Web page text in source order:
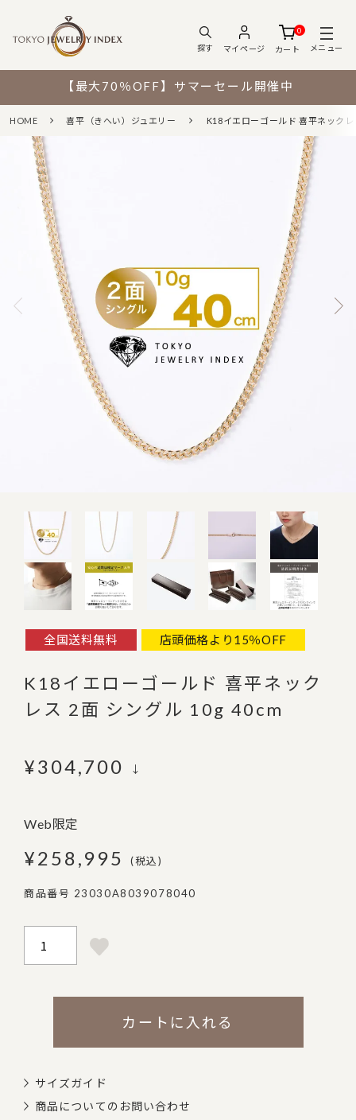
探す マイページ
0
カート
メニュー
【最大70％OFF】サマーセール開催中
HOME 喜平（きへい）ジュエリー K18イエローゴールド 喜平ネック
全国送料無料 店頭価格より15％OFF
K18イエローゴールド 喜平ネック
レス 2面 シングル 10g 40cm
¥304,700 ↓
Web限定
¥258,995 税込
商品番号 23030A8039078040
カートに入れる
サイズガイド
商品についてのお問い合わせ